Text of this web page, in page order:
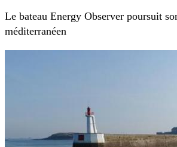
Le bateau Energy Observer poursuit
méditerranéen